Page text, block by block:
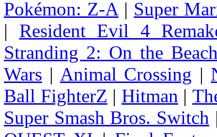
Pokémon: Z-A | Super
| Resident Evil 4
Stranding 2: On the
Wars | Animal Crossing |
Ball FighterZ | Hitman |
Super Smash Bros. Switch